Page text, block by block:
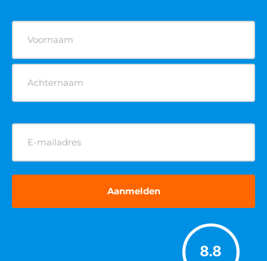
(Vereist)
E-
mailadres
(Vereist)
8.8